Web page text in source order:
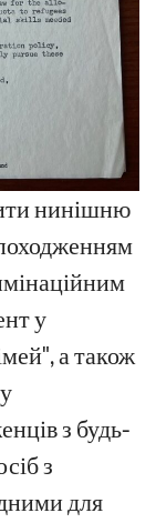
нинішню
у
а також
з будь-
з
для